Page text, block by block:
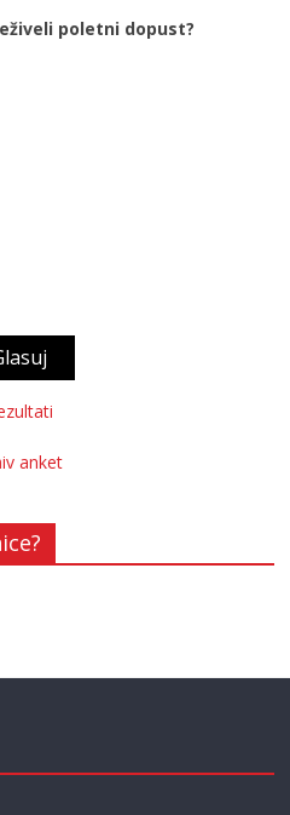
poletni dopust?
anket